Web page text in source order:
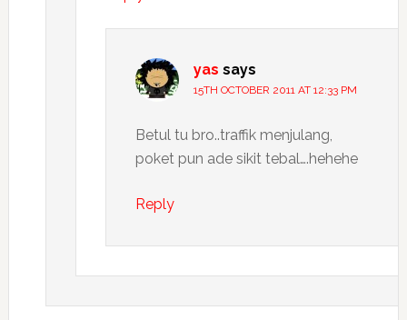
yas says
15TH OCTOBER 2011 AT 12:33 PM
Betul tu bro..traffik menjulang,
poket pun ade sikit tebal….hehehe
Reply